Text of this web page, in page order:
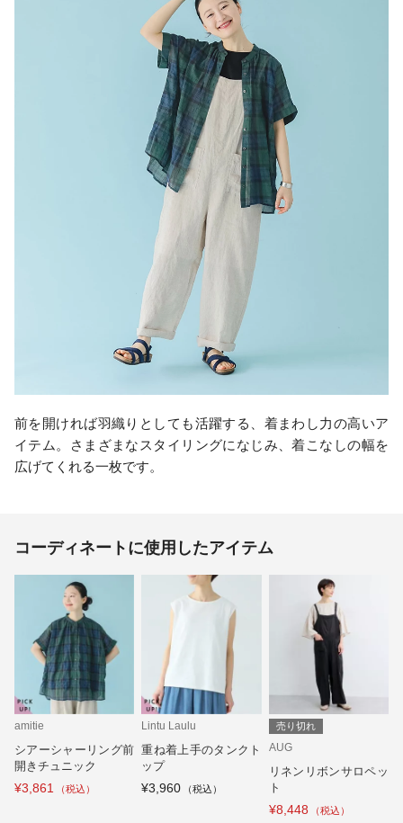
前を開ければ羽織りとしても活躍する、着まわし力の高いア
イテム。さまざまなスタイリングになじみ、着こなしの幅を
広げてくれる一枚です。
コーディネートに使用したアイテム
amitie
シアーシャーリング前
開きチュニック
¥3,861
Lintu Laulu
重ね着上手のタンクト
ップ
¥3,960
売り切れ
AUG
リネンリボンサロペッ
ト
¥8,448